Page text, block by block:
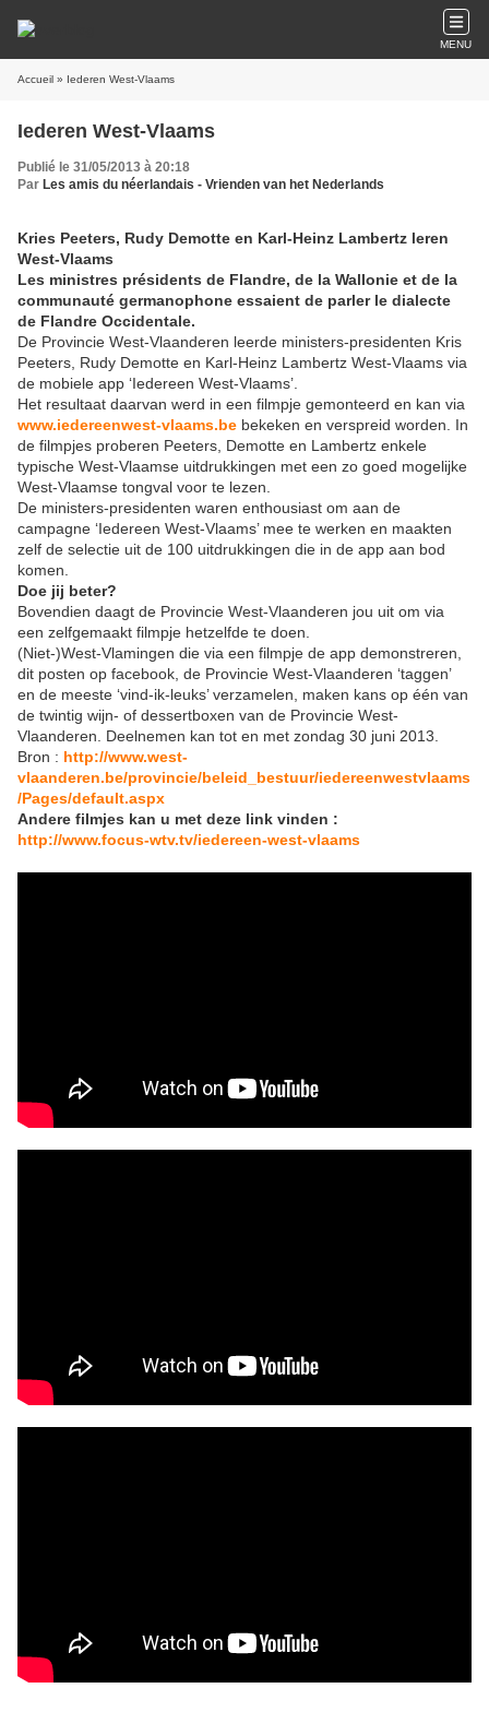
MENU
Accueil » Iederen West-Vlaams
Iederen West-Vlaams
Publié le 31/05/2013 à 20:18
Par Les amis du néerlandais - Vrienden van het Nederlands
Kries Peeters, Rudy Demotte en Karl-Heinz Lambertz leren
West-Vlaams
Les ministres présidents de Flandre, de la Wallonie et de la
communauté germanophone essaient de parler le dialecte
de Flandre Occidentale.
De Provincie West-Vlaanderen leerde ministers-presidenten Kris
Peeters, Rudy Demotte en Karl-Heinz Lambertz West-Vlaams via
de mobiele app ‘Iedereen West-Vlaams’.
Het resultaat daarvan werd in een filmpje gemonteerd en kan via
www.iedereenwest-vlaams.be bekeken en verspreid worden. In
de filmpjes proberen Peeters, Demotte en Lambertz enkele
typische West-Vlaamse uitdrukkingen met een zo goed mogelijke
West-Vlaamse tongval voor te lezen.
De ministers-presidenten waren enthousiast om aan de
campagne ‘Iedereen West-Vlaams’ mee te werken en maakten
zelf de selectie uit de 100 uitdrukkingen die in de app aan bod
komen.
Doe jij beter?
Bovendien daagt de Provincie West-Vlaanderen jou uit om via
een zelfgemaakt filmpje hetzelfde te doen.
(Niet-)West-Vlamingen die via een filmpje de app demonstreren,
dit posten op facebook, de Provincie West-Vlaanderen ‘taggen’
en de meeste ‘vind-ik-leuks’ verzamelen, maken kans op één van
de twintig wijn- of dessertboxen van de Provincie West-
Vlaanderen. Deelnemen kan tot en met zondag 30 juni 2013.
Bron : http://www.west-
vlaanderen.be/provincie/beleid_bestuur/iedereenwestvlaams
/Pages/default.aspx
Andere filmjes kan u met deze link vinden :
http://www.focus-wtv.tv/iedereen-west-vlaams